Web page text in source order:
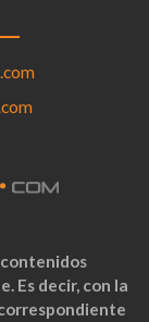
Es decir, con la